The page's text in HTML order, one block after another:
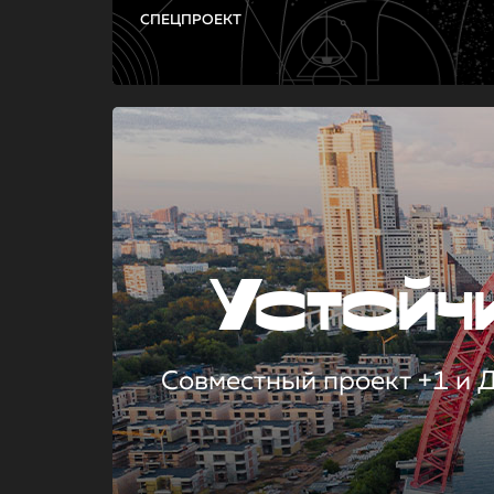
СПЕЦПРОЕКТ
Совместный проект +1 и